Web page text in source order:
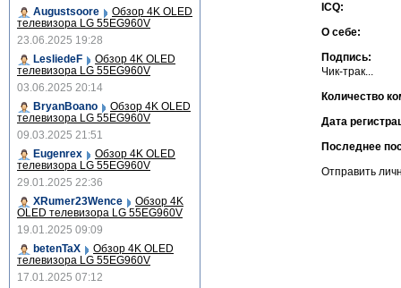
ICQ:
О себе:
Подпись:
Чик-трак...
Количество
Дата
Последнее
Отправить
Augustsoore
Обзор 4K OLED
телевизора LG 55EG960V
23.06.2025 19:28
LesliedeF
Обзор 4K OLED
телевизора LG 55EG960V
03.06.2025 20:14
BryanBoano
Обзор 4K OLED
телевизора LG 55EG960V
09.03.2025 21:51
Eugenrex
Обзор 4K OLED
телевизора LG 55EG960V
29.01.2025 22:36
XRumer23Wence
Обзор 4K
OLED телевизора LG 55EG960V
19.01.2025 09:09
betenTaX
Обзор 4K OLED
телевизора LG 55EG960V
17.01.2025 07:12